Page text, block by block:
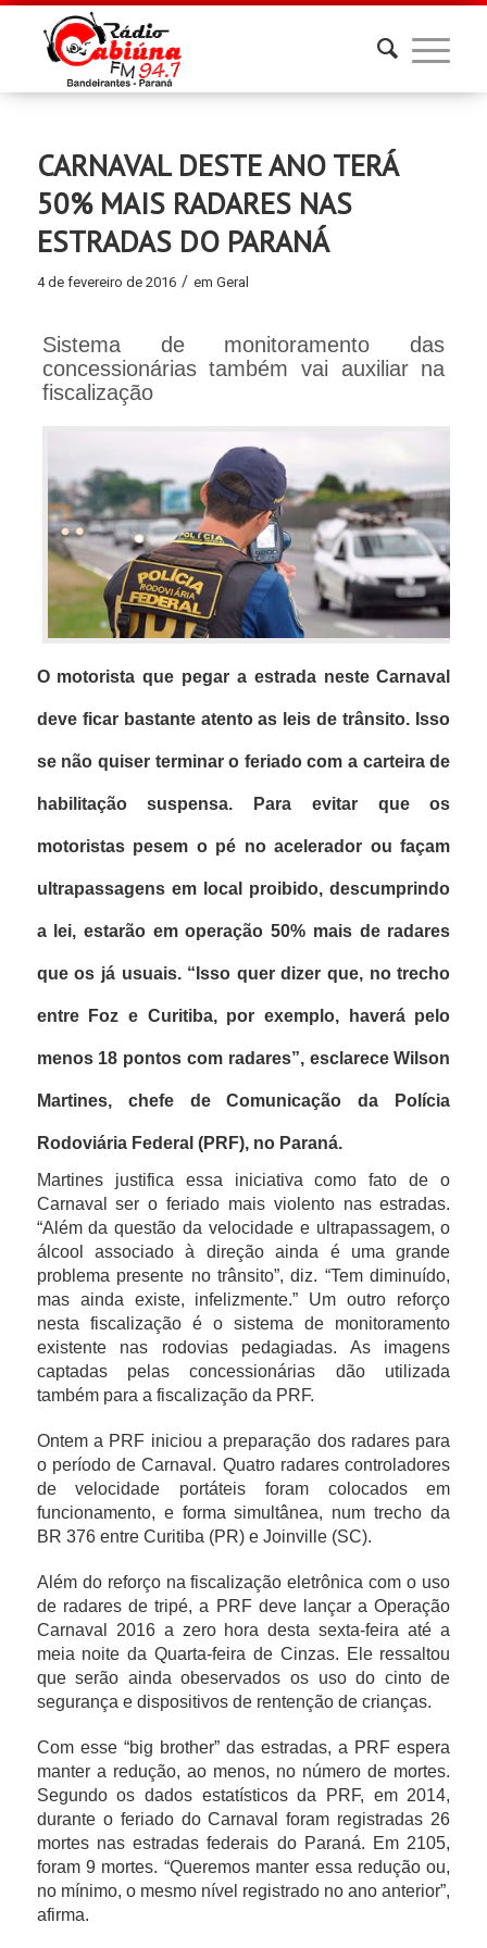
CARNAVAL DESTE ANO TERÁ
50% MAIS RADARES NAS
ESTRADAS DO PARANÁ
4 de fevereiro de 2016 / em Geral
Sistema de monitoramento das
concessionárias também vai auxiliar na
fiscalização
O motorista que pegar a estrada neste Carnaval
deve ficar bastante atento as leis de trânsito. Isso
se não quiser terminar o feriado com a carteira de
habilitação suspensa. Para evitar que os
motoristas pesem o pé no acelerador ou façam
ultrapassagens em local proibido, descumprindo
a lei, estarão em operação 50% mais de radares
que os já usuais. “Isso quer dizer que, no trecho
entre Foz e Curitiba, por exemplo, haverá pelo
menos 18 pontos com radares”, esclarece Wilson
Martines, chefe de Comunicação da Polícia
Rodoviária Federal (PRF), no Paraná.
Martines justifica essa iniciativa como fato de o
Carnaval ser o feriado mais violento nas estradas.
“Além da questão da velocidade e ultrapassagem, o
álcool associado à direção ainda é uma grande
problema presente no trânsito”, diz. “Tem diminuído,
mas ainda existe, infelizmente.” Um outro reforço
nesta fiscalização é o sistema de monitoramento
existente nas rodovias pedagiadas. As imagens
captadas pelas concessionárias dão utilizada
também para a fiscalização da PRF.
Ontem a PRF iniciou a preparação dos radares para
o período de Carnaval. Quatro radares controladores
de velocidade portáteis foram colocados em
funcionamento, e forma simultânea, num trecho da
BR 376 entre Curitiba (PR) e Joinville (SC).
Além do reforço na fiscalização eletrônica com o uso
de radares de tripé, a PRF deve lançar a Operação
Carnaval 2016 a zero hora desta sexta-feira até a
meia noite da Quarta-feira de Cinzas. Ele ressaltou
que serão ainda obeservados os uso do cinto de
segurança e dispositivos de rentenção de crianças.
Com esse “big brother” das estradas, a PRF espera
manter a redução, ao menos, no número de mortes.
Segundo os dados estatísticos da PRF, em 2014,
durante o feriado do Carnaval foram registradas 26
mortes nas estradas federais do Paraná. Em 2105,
foram 9 mortes. “Queremos manter essa redução ou,
no mínimo, o mesmo nível registrado no ano anterior”,
afirma.